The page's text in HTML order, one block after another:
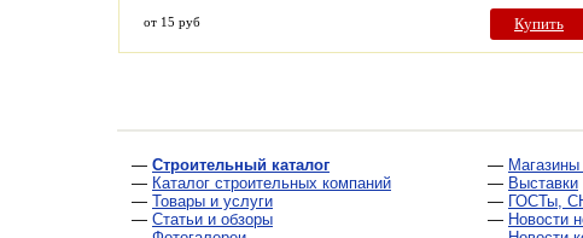
от 15 руб Купить
— Строительный каталог
— Каталог строительных компаний
— Товары и услуги
— Статьи и обзоры
—
— Выставки
— ГОСТы,
— Новости